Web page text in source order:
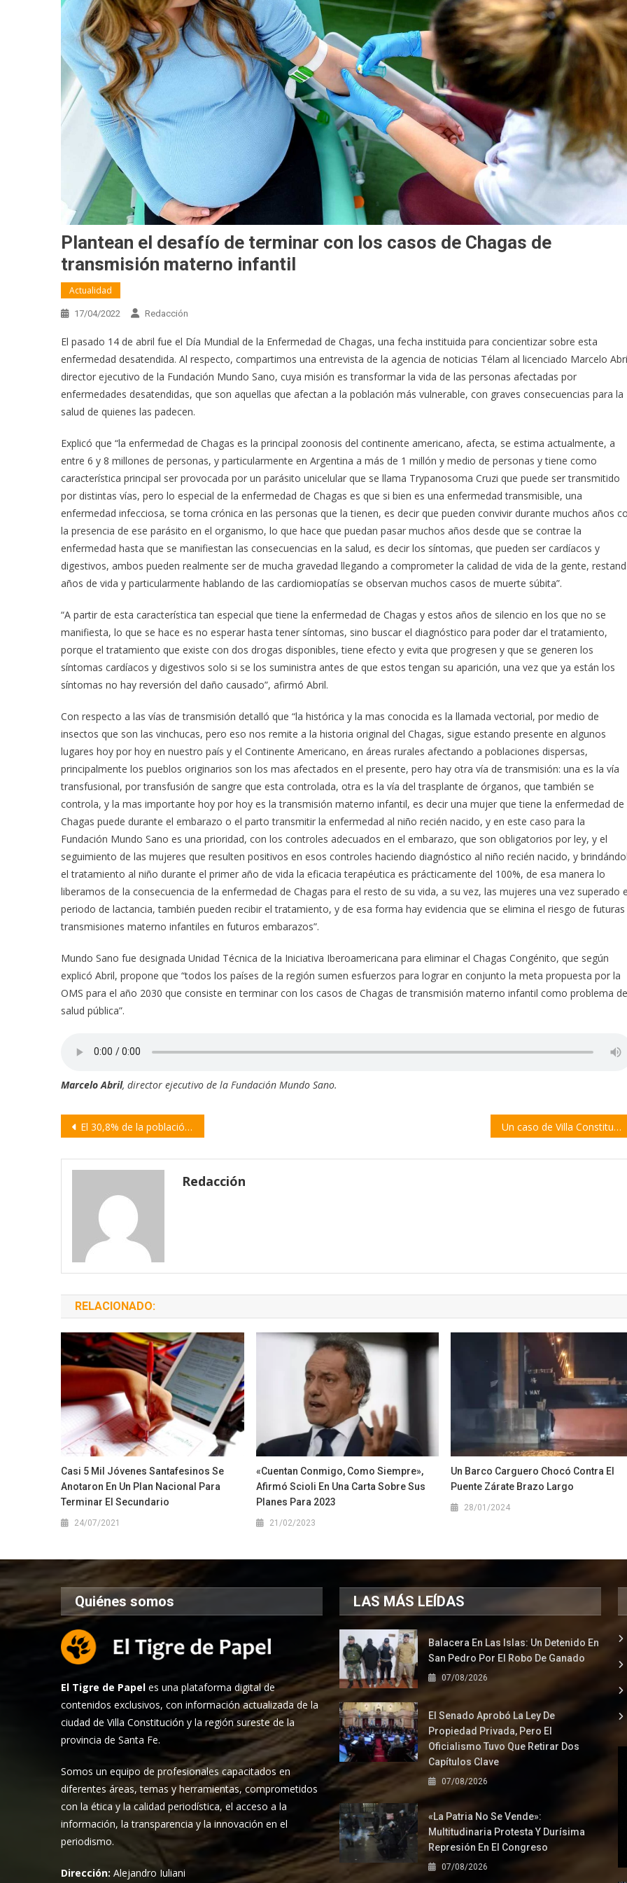
Plantean el desafío de terminar con los casos de Chagas de
transmisión materno infantil
Actualidad
17/04/2022 Redacción
El pasado 14 de abril fue el Día Mundial de la Enfermedad de Chagas, una fecha instituida para concientizar sobre esta
enfermedad desatendida. Al respecto, compartimos una entrevista de la agencia de noticias Télam al licenciado Marcelo
director ejecutivo de la Fundación Mundo Sano, cuya misión es transformar la vida de las personas afectadas por
enfermedades desatendidas, que son aquellas que afectan a la población más vulnerable, con graves consecuencias para la
salud de quienes las padecen.
Explicó que “la enfermedad de Chagas es la principal zoonosis del continente americano, afecta, se estima actualmente, a
entre 6 y 8 millones de personas, y particularmente en Argentina a más de 1 millón y medio de personas y tiene como
característica principal ser provocada por un parásito unicelular que se llama Trypanosoma Cruzi que puede ser transmitido
por distintas vías, pero lo especial de la enfermedad de Chagas es que si bien es una enfermedad transmisible, una
enfermedad infecciosa, se torna crónica en las personas que la tienen, es decir que pueden convivir durante muchos años
la presencia de ese parásito en el organismo, lo que hace que puedan pasar muchos años desde que se contrae la
enfermedad hasta que se manifiestan las consecuencias en la salud, es decir los síntomas, que pueden ser cardíacos y
digestivos, ambos pueden realmente ser de mucha gravedad llegando a comprometer la calidad de vida de la gente,
años de vida y particularmente hablando de las cardiomiopatías se observan muchos casos de muerte súbita”.
“A partir de esta característica tan especial que tiene la enfermedad de Chagas y estos años de silencio en los que no se
manifiesta, lo que se hace es no esperar hasta tener síntomas, sino buscar el diagnóstico para poder dar el tratamiento,
porque el tratamiento que existe con dos drogas disponibles, tiene efecto y evita que progresen y que se generen los
síntomas cardíacos y digestivos solo si se los suministra antes de que estos tengan su aparición, una vez que ya están los
síntomas no hay reversión del daño causado”, afirmó Abril.
Con respecto a las vías de transmisión detalló que “la histórica y la mas conocida es la llamada vectorial, por medio de
insectos que son las vinchucas, pero eso nos remite a la historia original del Chagas, sigue estando presente en algunos
lugares hoy por hoy en nuestro país y el Continente Americano, en áreas rurales afectando a poblaciones dispersas,
principalmente los pueblos originarios son los mas afectados en el presente, pero hay otra vía de transmisión: una es la vía
transfusional, por transfusión de sangre que esta controlada, otra es la vía del trasplante de órganos, que también se
controla, y la mas importante hoy por hoy es la transmisión materno infantil, es decir una mujer que tiene la enfermedad de
Chagas puede durante el embarazo o el parto transmitir la enfermedad al niño recién nacido, y en este caso para la
Fundación Mundo Sano es una prioridad, con los controles adecuados en el embarazo, que son obligatorios por ley, y el
seguimiento de las mujeres que resulten positivos en esos controles haciendo diagnóstico al niño recién nacido, y
el tratamiento al niño durante el primer año de vida la eficacia terapéutica es prácticamente del 100%, de esa manera lo
liberamos de la consecuencia de la enfermedad de Chagas para el resto de su vida, a su vez, las mujeres una vez superado
periodo de lactancia, también pueden recibir el tratamiento, y de esa forma hay evidencia que se elimina el riesgo de futuras
transmisiones materno infantiles en futuros embarazos”.
Mundo Sano fue designada Unidad Técnica de la Iniciativa Iberoamericana para eliminar el Chagas Congénito, que según
explicó Abril, propone que “todos los países de la región sumen esfuerzos para lograr en conjunto la meta propuesta por la
OMS para el año 2030 que consiste en terminar con los casos de Chagas de transmisión materno infantil como problema de
salud pública”.
Marcelo Abril, director ejecutivo de la Fundación Mundo Sano.
Navegación
entradas
El 30,8% de la población aún no recibió el primer refuerzo de vacuna contra Covid-19 Un caso de Villa Constitución reaviva el debate sobre el “arresto civil”
Redacción
RELACIONADO:
Casi 5 Mil Jóvenes Santafesinos Se
Anotaron En Un Plan Nacional Para
Terminar El Secundario
24/07/2021
«Cuentan Conmigo, Como Siempre»,
Afirmó Scioli En Una Carta Sobre Sus
Planes Para 2023
21/02/2023
Un Barco Carguero Chocó Contra El
Puente Zárate Brazo Largo
28/01/2024
Quiénes somos
El Tigre de Papel es una plataforma digital de
contenidos exclusivos, con información actualizada de la
ciudad de Villa Constitución y la región sureste de la
provincia de Santa Fe.
Somos un equipo de profesionales capacitados en
diferentes áreas, temas y herramientas, comprometidos
con la ética y la calidad periodística, el acceso a la
información, la transparencia y la innovación en el
periodismo.
Dirección:Alejandro Iuliani
LAS MÁS LEÍDAS
Balacera En Las Islas: Un Detenido En
San Pedro Por El Robo De Ganado
07/08/2026
El Senado Aprobó La Ley De
Propiedad Privada, Pero El
Oficialismo Tuvo Que Retirar Dos
Capítulos Clave
07/08/2026
«La Patria No Se Vende»:
Multitudinaria Protesta Y Durísima
Represión En El Congreso
07/08/2026